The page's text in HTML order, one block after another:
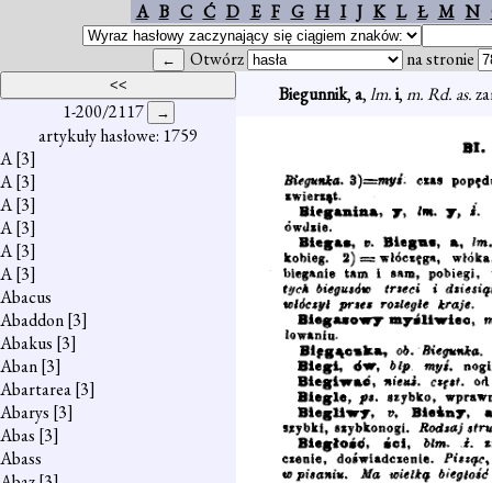
A B C Ć D E F G H I J K L Ł M N
Otwórz na stronie
1-200/2117
artykuły hasłowe: 1759
A[3]
A[3]
A[3]
A[3]
A[3]
A[3]
Abacus
Abaddon[3]
Abakus [3]
Aban[3]
Abartarea[3]
Abarys [3]
Abas [3]
Abass
Biegunnik,a,lm.i,m. Rd. as.